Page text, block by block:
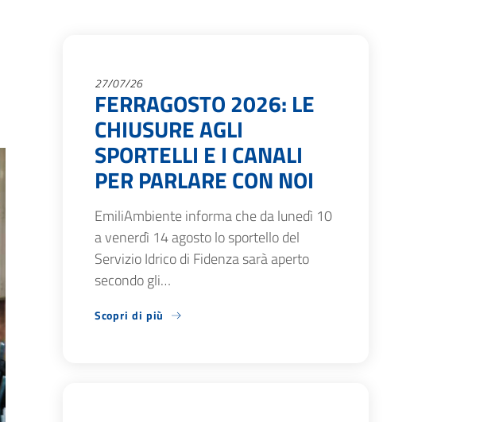
27/07/26
FERRAGOSTO 2026: LE
CHIUSURE AGLI
SPORTELLI E I CANALI
PER PARLARE CON NOI
EmiliAmbiente informa che da lunedì 10
a venerdì 14 agosto lo sportello del
Servizio Idrico di Fidenza sarà aperto
secondo gli…
Scopri di più